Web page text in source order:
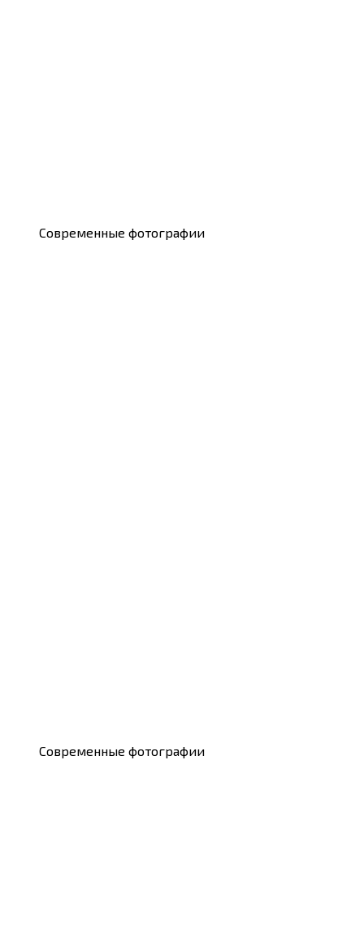
Современные фотографии
Современные фотографии